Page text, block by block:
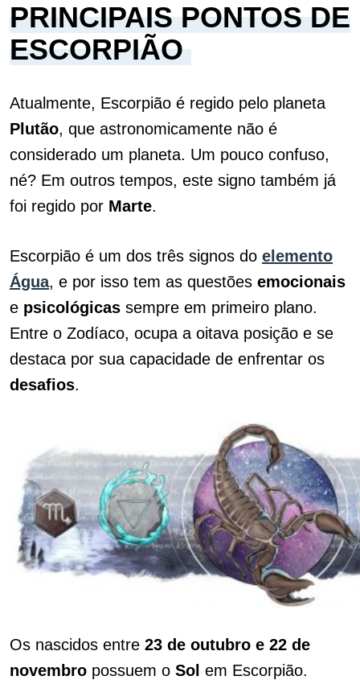
PRINCIPAIS PONTOS DE
ESCORPIÃO
Atualmente, Escorpião é regido pelo planeta
Plutão, que astronomicamente não é
considerado um planeta. Um pouco confuso,
né? Em outros tempos, este signo também já
foi regido por Marte.
Escorpião é um dos três signos do elemento
Água, e por isso tem as questões emocionais
e psicológicas sempre em primeiro plano.
Entre o Zodíaco, ocupa a oitava posição e se
destaca por sua capacidade de enfrentar os
desafios.
Os nascidos entre 23 de outubro e 22 de
novembro possuem o Sol em Escorpião.